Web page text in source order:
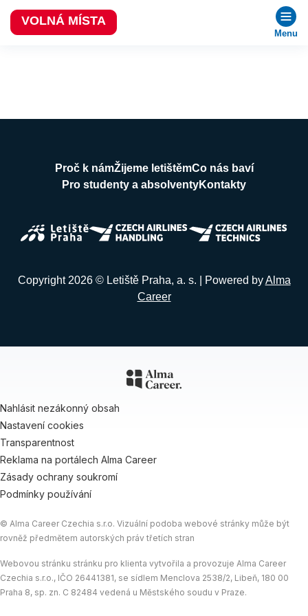
Menu
VOLNÁ MÍSTA
Proč k námŽijeme letištěmCo nás baví
Pro studenty a absolventyKontakty
Copyright 2026 © Letiště Praha, a. s. | Powered byAlma
Career
Nahlásit nezákonný obsah
Nastavení cookies
Transparentnost
Reklama na portálech Alma Career
Zásady ochrany soukromí
Podmínky používání
© Alma Career Czechia s.r.o. Vizuální podoba webové stránky může být
rovněž předmětem autorských práv třetích stran
Webovou stránku stránku pro klienta vytvořila a provozuje Alma Career
Czechia s.r.o., IČO 26441381, se sídlem Menclova 2538/2, Libeň, 180 00
Praha 8, sp. zn. C 82484 vedená u Městského soudu v Praze.